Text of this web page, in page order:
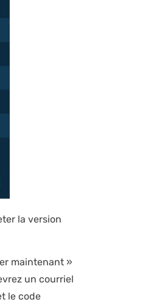
la version
maintenant »
un courriel
le code